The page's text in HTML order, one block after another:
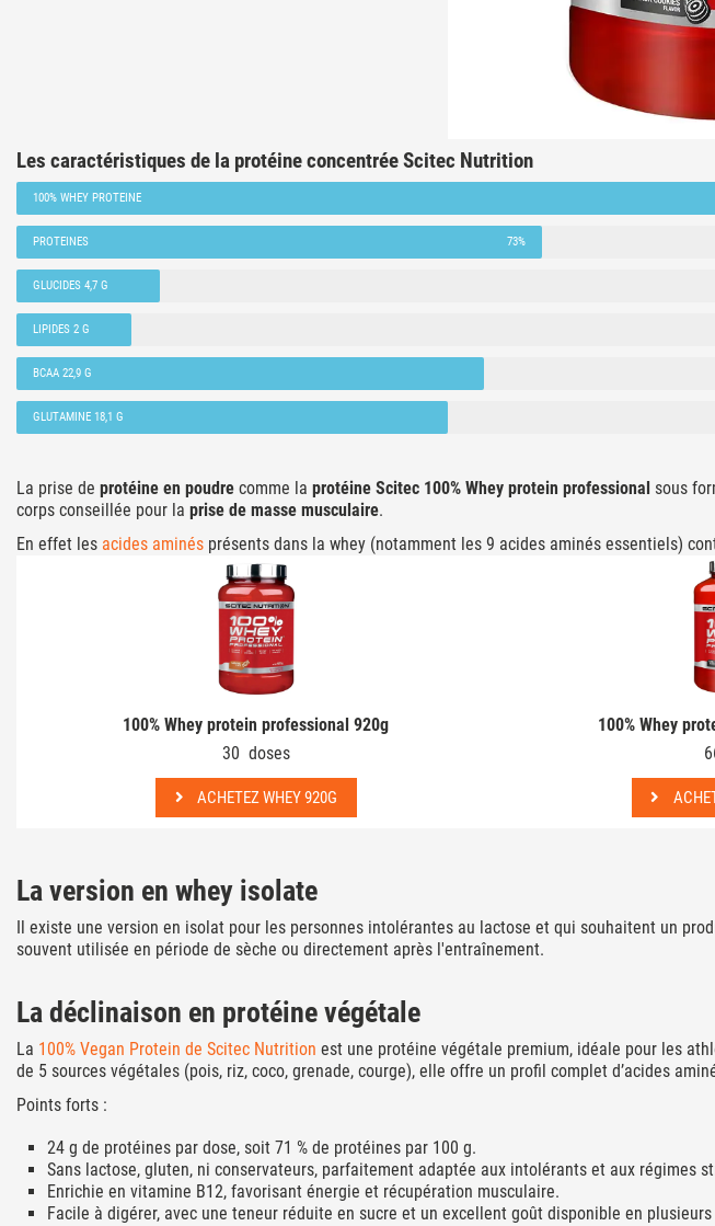
Les caractéristiques de la protéine concentrée Scitec Nutrition
100% WHEY PROTEINE
PROTEINES 73%
GLUCIDES 4,7 G
LIPIDES 2 G
BCAA 22,9 G
GLUTAMINE 18,1 G
La prise de protéine en poudre comme la protéine Scitec 100% Whey protein professional sous
corps conseillée pour la prise de masse musculaire.
En effet les acides aminés présents dans la whey (notamment les 9 acides aminés essentiels)
100% Whey protein professional 920g
30 doses
ACHETEZ WHEY 920G
100% Whey
La version en whey isolate
Il existe une version en isolat pour les personnes intolérantes au lactose et qui souhaitent un
souvent utilisée en période de sèche ou directement après l'entraînement.
La déclinaison en protéine végétale
La 100% Vegan Protein de Scitec Nutrition est une protéine végétale premium, idéale pour les
de 5 sources végétales (pois, riz, coco, grenade, courge), elle offre un profil complet d’acides
Points forts :
24 g de protéines par dose, soit 71 % de protéines par 100 g.
Sans lactose, gluten, ni conservateurs, parfaitement adaptée aux intolérants et aux régimes
Enrichie en vitamine B12, favorisant énergie et récupération musculaire.
Facile à digérer, avec une teneur réduite en sucre et un excellent goût disponible en plusieurs